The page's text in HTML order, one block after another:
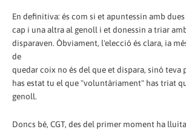
En definitiva: és com si et apuntessin amb
cap i una altra al genoll i et donessin a triar
disparaven. Òbviament, l'elecció és clara, ia
de
quedar coix no és del que et dispara, sinó teva
has estat tu el que "voluntàriament" has triat
genoll.
Doncs bé, CGT, des del primer moment ha